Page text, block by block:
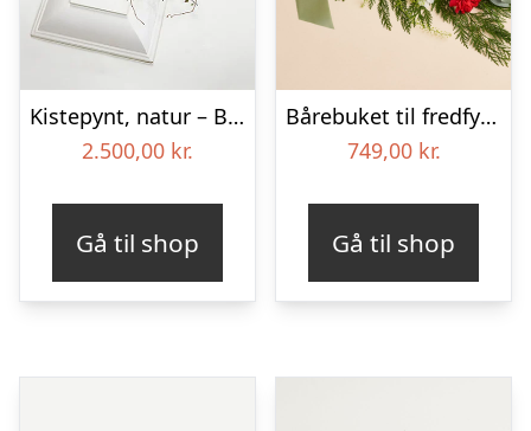
Kistepynt, natur – Blomster til begravelse
2.500,00 kr.
Gå til shop
Bårebuket til fredfyldt kærlighed med bånd
749,00 kr.
Gå til shop